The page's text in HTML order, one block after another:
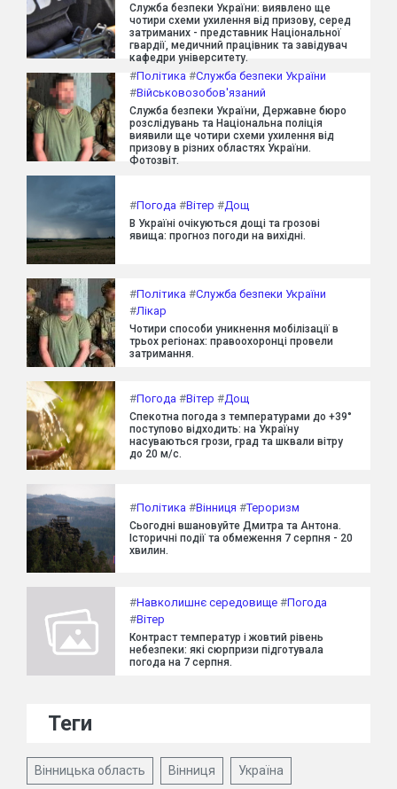
Служба безпеки України: виявлено ще
чотири схеми ухилення від призову, серед
затриманих - представник Національної
гвардії, медичний працівник та завідувач
кафедри університету.
#Політика #Служба безпеки України
#Військовозобов'язаний
Служба безпеки України, Державне бюро
розслідувань та Національна поліція
виявили ще чотири схеми ухилення від
призову в різних областях України.
Фотозвіт.
#Погода #Вітер #Дощ
В Україні очікуються дощі та грозові
явища: прогноз погоди на вихідні.
#Політика #Служба безпеки України
#Лікар
Чотири способи уникнення мобілізації в
трьох регіонах: правоохоронці провели
затримання.
#Погода #Вітер #Дощ
Спекотна погода з температурами до +39°
поступово відходить: на Україну
насуваються грози, град та шквали вітру
до 20 м/с.
#Політика #Вінниця #Тероризм
Сьогодні вшановуйте Дмитра та Антона.
Історичні події та обмеження 7 серпня - 20
хвилин.
#Навколишнє середовище #Погода
#Вітер
Контраст температур і жовтий рівень
небезпеки: які сюрпризи підготувала
погода на 7 серпня.
Теги
Вінницька область Вінниця Україна